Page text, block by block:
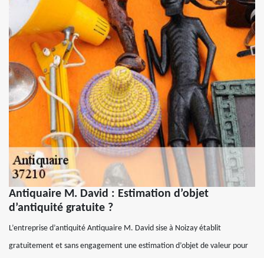
Antiquaire M. David : Estimation d’objet
d’antiquité gratuite ?
L’entreprise d’antiquité Antiquaire M. David sise à Noizay établit
gratuitement et sans engagement une estimation d’objet de valeur pour